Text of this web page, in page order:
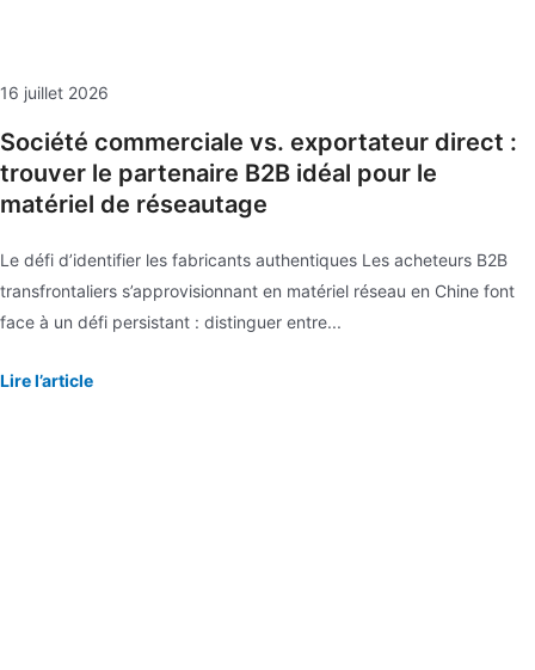
16 juillet 2026
Société commerciale vs. exportateur direct :
trouver le partenaire B2B idéal pour le
matériel de réseautage
Le défi d’identifier les fabricants authentiques Les acheteurs B2B
transfrontaliers s’approvisionnant en matériel réseau en Chine font
face à un défi persistant : distinguer entre...
Lire l’article